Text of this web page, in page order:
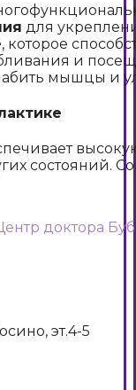
для
, которое
и
мышцы и
состояний.
доктора
эт.4-5